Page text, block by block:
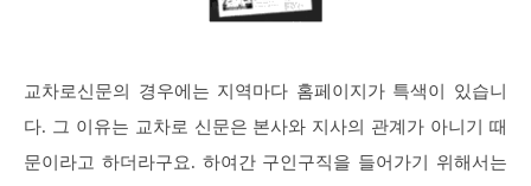
교차로신문의 경우에는 지역마다 홈페이지가 특색이 있습니
다. 그 이유는 교차로 신문은 본사와 지사의 관계가 아니기 때
문이라고 하더라구요. 하여간 구인구직을 들어가기 위해서는